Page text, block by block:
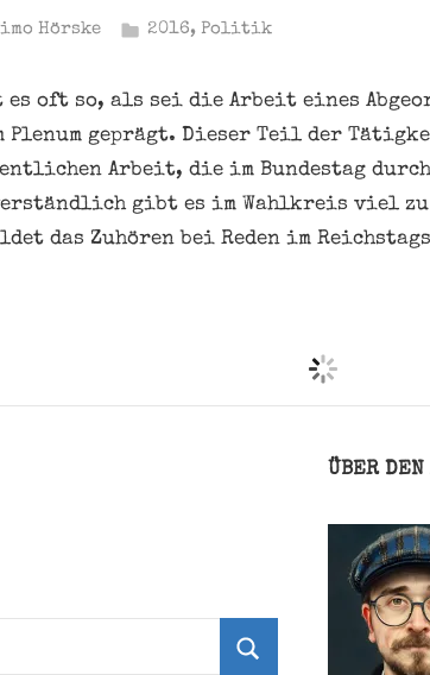
Hörske 2016, Politik
es oft so, als sei die Arbeit eines
Plenum geprägt. Dieser Teil der
Arbeit, die im Bundestag
gibt es im Wahlkreis viel zu
das Zuhören bei Reden im
ÜBER DEN